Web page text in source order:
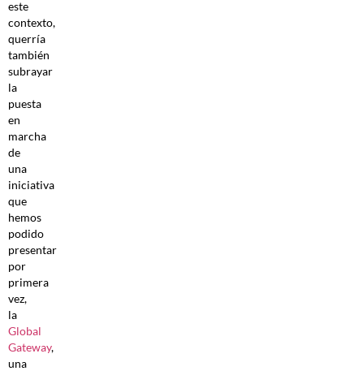
este
contexto,
querría
también
subrayar
la
puesta
en
marcha
de
una
iniciativa
que
hemos
podido
presentar
por
primera
vez,
la
Global
Gateway,
una